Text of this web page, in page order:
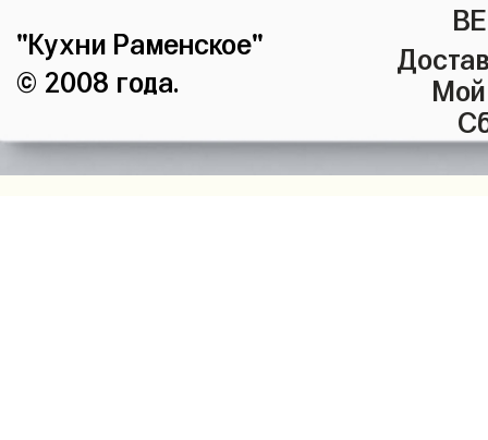
"Кухни Раменское"
© 2008 года.